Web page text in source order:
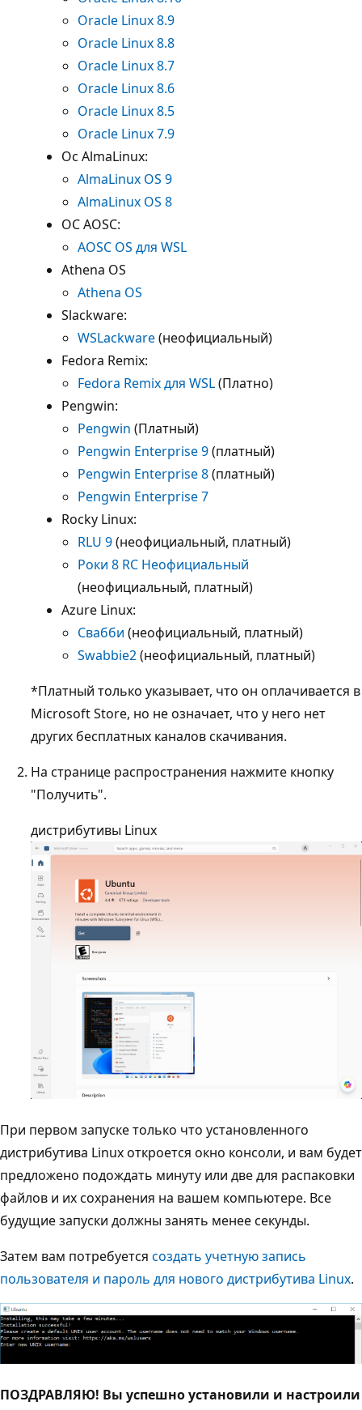
Oracle Linux 8.9
Oracle Linux 8.8
Oracle Linux 8.7
Oracle Linux 8.6
Oracle Linux 8.5
Oracle Linux 7.9
Ос AlmaLinux:
AlmaLinux OS 9
AlmaLinux OS 8
ОС AOSC:
AOSC OS для WSL
Athena OS
Athena OS
Slackware:
WSLackware(неофициальный)
Fedora Remix:
Fedora Remix для WSL(Платно)
Pengwin:
Pengwin (Платный)
Pengwin Enterprise 9(платный)
Pengwin Enterprise 8(платный)
Pengwin Enterprise 7
Rocky Linux:
RLU 9(неофициальный, платный)
Роки 8 RC Неофициальный
(неофициальный, платный)
Azure Linux:
Свабби (неофициальный, платный)
Swabbie2(неофициальный, платный)
*Платный только указывает, что он оплачивается в
Microsoft Store, но не означает, что у него нет
других бесплатных каналов скачивания.
На странице распространения нажмите кнопку
"Получить".
дистрибутивы Linux
При первом запуске только что установленного
дистрибутива Linux откроется окно консоли, и вам будет
предложено подождать минуту или две для распаковки
файлов и их сохранения на вашем компьютере. Все
будущие запуски должны занять менее секунды.
Затем вам потребуется создать учетную запись
пользователя и пароль для нового дистрибутива Linux.
ПОЗДРАВЛЯЮ! Вы успешно установили и настроили